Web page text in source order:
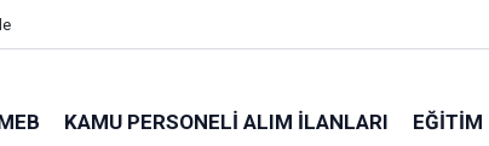
KAMU PERSONELI ALIM İLANLARI EĞITIM